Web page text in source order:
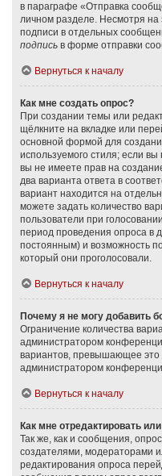
в параграфе «Отправка
личном разделе. Несмотря на
подписи в отдельных
подпись в форме отправки
Вернуться к началу
Как мне создать опрос?
При создании темы или
щёлкните на вкладке или
основной формой для
используемого стиля; если
вы не имеете прав на
два варианта ответа в
вариант находится на
можете задать количество
пользователи при
период проведения опроса в
постоянным) и возможность
который они проголосовали.
Вернуться к началу
Почему я не могу добавить
Ограничение количества
администратором
вариантов, превышающее это
администратором
Вернуться к началу
Как мне отредактировать
Так же, как и сообщения,
создателями, модераторами
редактирования опроса